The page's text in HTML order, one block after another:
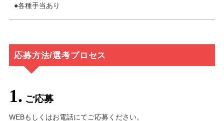
●各種手当あり
応募方法/選考プロセス
1. ご応募
WEBもしくはお電話にてご応募ください。